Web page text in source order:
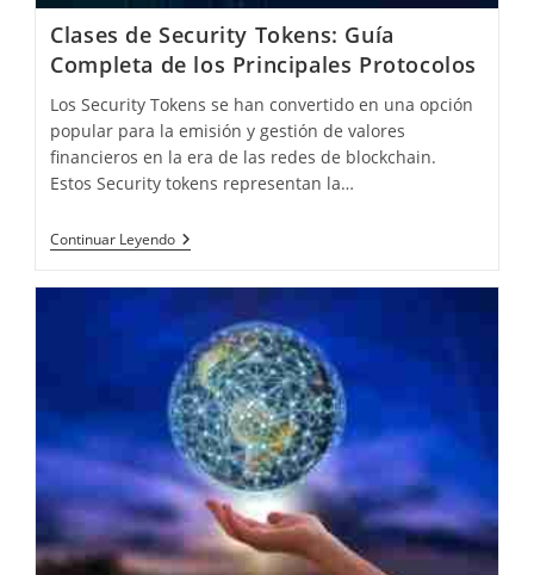
Clases de Security Tokens: Guía
Completa de los Principales Protocolos
Los Security Tokens se han convertido en una opción
popular para la emisión y gestión de valores
financieros en la era de las redes de blockchain.
Estos Security tokens representan la…
Continuar LeyendoClases
De
Guía
Completa
De
Los
Principales
Protocolos